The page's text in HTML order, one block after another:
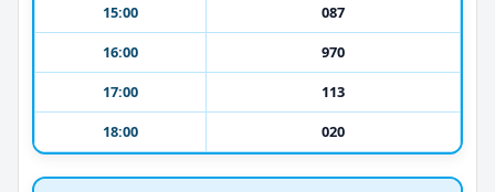
15:00
087
16:00
970
17:00
113
18:00
020